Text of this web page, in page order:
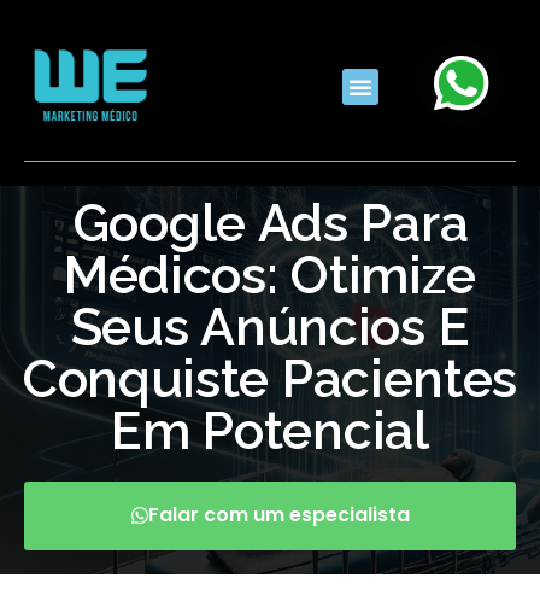
Google Ads Para
Médicos: Otimize
Seus Anúncios E
Conquiste Pacientes
Em Potencial
Falar com um especialista